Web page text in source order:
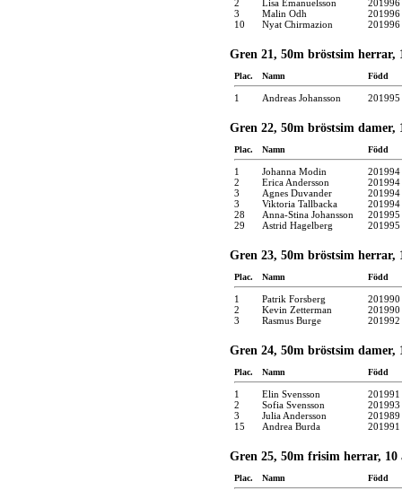
2 Lisa Emanuelsson
201996
3
Malin Odh
201996
10
Nyat Chirmazion 201996
Gren 21, 50m bröstsim herrar,
Plac. Namn Född
1 Andreas Johansson 201995
Gren 22, 50m bröstsim damer,
Plac. Namn Född
1 Johanna Modin
201994
2
Erica Andersson
201994
3
Agnes Duvander
201994
3
Viktoria Tallbacka
201994
28
Anna-Stina Johansson
201995
29
Astrid Hagelberg 201995
Gren 23, 50m bröstsim herrar,
Plac. Namn Född
1 Patrik Forsberg
201990
2
Kevin Zetterman
201990
3
Rasmus Burge 201992
Gren 24, 50m bröstsim
Plac. Namn Född
1 Elin Svensson
201991
2
Sofia Svensson
201993
3
Julia Andersson
201989
15
Andrea Burda 201991
Gren 25, 50m frisim herrar,
Plac. Namn Född